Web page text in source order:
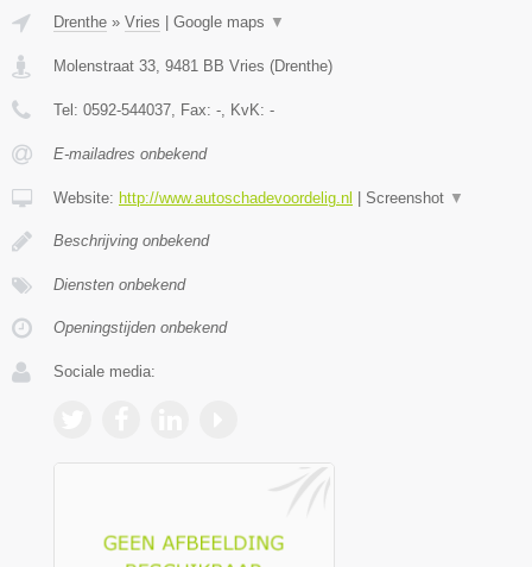
Drenthe » Vries Google maps ▼
Molenstraat 33 9481 BB Vries (Drenthe)
Tel: 0592-544037 , Fax: - , KvK: -
E-mailadres onbekend
Website: http://www.autoschadevoordelig.nl Screenshot ▼
Beschrijving onbekend
Diensten onbekend
Openingstijden onbekend
Sociale media: